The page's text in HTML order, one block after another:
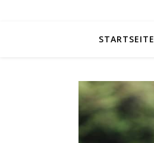
STARTSEITE